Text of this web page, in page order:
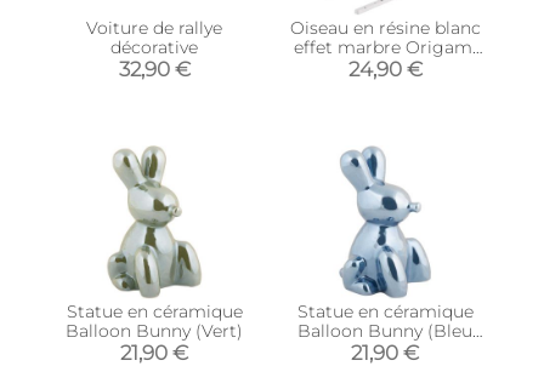
Voiture de rallye
décorative
32,90 €
Oiseau en résine blanc
effet marbre Origami
(Petit modèle)
24,90 €
Statue en céramique
Balloon Bunny (Vert)
21,90 €
Statue en céramique
Balloon Bunny (Bleu
foncé)
21,90 €